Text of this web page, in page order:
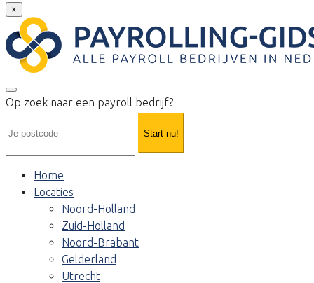
×
Op zoek naar een payroll bedrijf?
Start nu!
Home
Locaties
Noord-Holland
Zuid-Holland
Noord-Brabant
Gelderland
Utrecht